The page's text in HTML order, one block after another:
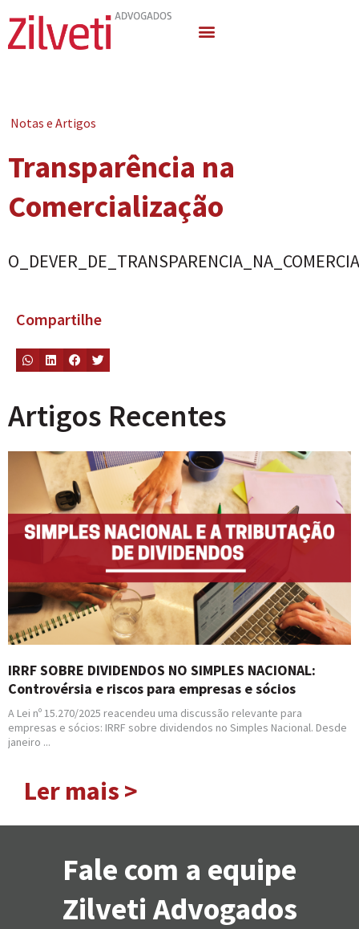
Notas e Artigos
Transparência na
Comercialização
Compartilhe
Artigos Recentes
IRRF SOBRE DIVIDENDOS NO SIMPLES NACIONAL:
Controvérsia e riscos para empresas e sócios
A Lei nº 15.270/2025 reacendeu uma discussão relevante para
empresas e sócios: IRRF sobre dividendos no Simples Nacional. Desde
janeiro ...
Ler mais >
Fale com a equipe
Zilveti Advogados